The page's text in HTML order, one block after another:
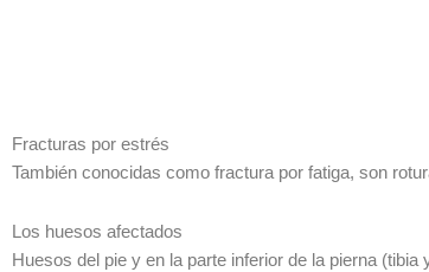
Fracturas por estrés
También conocidas como fractura por fatiga, son
Los huesos afectados
Huesos del pie y en la parte inferior de la pierna